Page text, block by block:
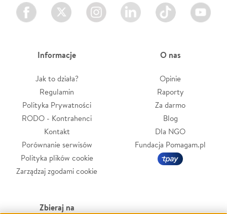
Facebook Twitter Instagram LinkedIn TikTok Youtube
Informacje
Jak to działa?
Regulamin
Polityka Prywatności
RODO - Kontrahenci
Kontakt
Porównanie serwisów
Polityka plików cookie
Zarządzaj zgodami cookie
O nas
Opinie
Raporty
Za darmo
Blog
Dla NGO
Fundacja Pomagam.pl
Zbieraj na